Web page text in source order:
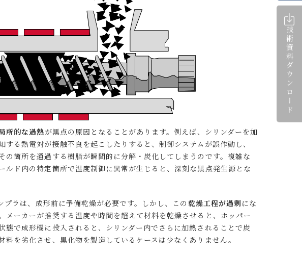
所的な過熱が黒点の原因となることがあります。例えば、シリンダーを加
る熱電対が接触不良を起こしたりすると、制御システムが誤作動し、
箇所を通過する樹脂が瞬間的に分解・炭化してしまうのです。複雑な
ド内の特定箇所で温度制御に異常が生じると、深刻な黒点発生源とな
ラは、成形前に予備乾燥が必要です。しかし、この 乾燥工程が過剰にな
メーカーが推奨する温度や時間を超えて材料を乾燥させると、ホッパー
態で成形機に投入されると、シリンダー内でさらに加熱されることで炭
を劣化させ、黒化物を製造しているケースは少なくありません。
技術資料
ダウンロード